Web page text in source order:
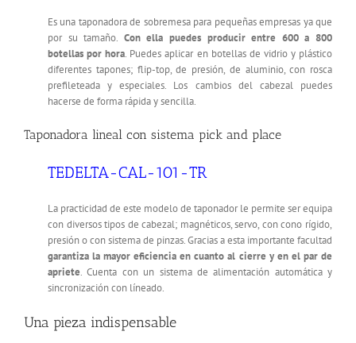
Es una taponadora de sobremesa para pequeñas empresas ya que
por su tamaño. Con ella puedes producir entre 600 a 800
botellas por hora. Puedes aplicar en botellas de vidrio y plástico
diferentes tapones; flip-top, de presión, de aluminio, con rosca
prefileteada y especiales. Los cambios del cabezal puedes
hacerse de forma rápida y sencilla.
Taponadora lineal con sistema pick and place
TEDELTA-CAL-101-TR
La practicidad de este modelo de taponador le permite ser equipa
con diversos tipos de cabezal; magnéticos, servo, con cono rígido,
presión o con sistema de pinzas. Gracias a esta importante facultad
garantiza la mayor eficiencia en cuanto al cierre y en el par de
apriete. Cuenta con un sistema de alimentación automática y
sincronización con líneado.
Una pieza indispensable